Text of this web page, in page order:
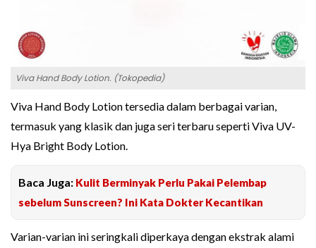
Viva Hand Body Lotion. (Tokopedia)
Viva Hand Body Lotion tersedia dalam berbagai varian,
termasuk yang klasik dan juga seri terbaru seperti Viva UV-
Hya Bright Body Lotion.
Baca Juga: Kulit Berminyak Perlu Pakai Pelembap
sebelum Sunscreen? Ini Kata Dokter Kecantikan
Varian-varian ini seringkali diperkaya dengan ekstrak alami